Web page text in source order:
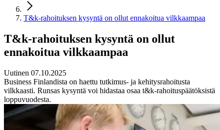
T&k-rahoituksen kysyntä on ollut ennakoitua vilkkaampaa
T&k-rahoituksen kysyntä on ollut
ennakoitua vilkkaampaa
Uutinen 07.10.2025
Business Finlandista on haettu tutkimus- ja kehitysrahoitusta
vilkkaasti. Runsas kysyntä voi hidastaa osaa t&k-rahoituspäätöksistä
loppuvuodesta.